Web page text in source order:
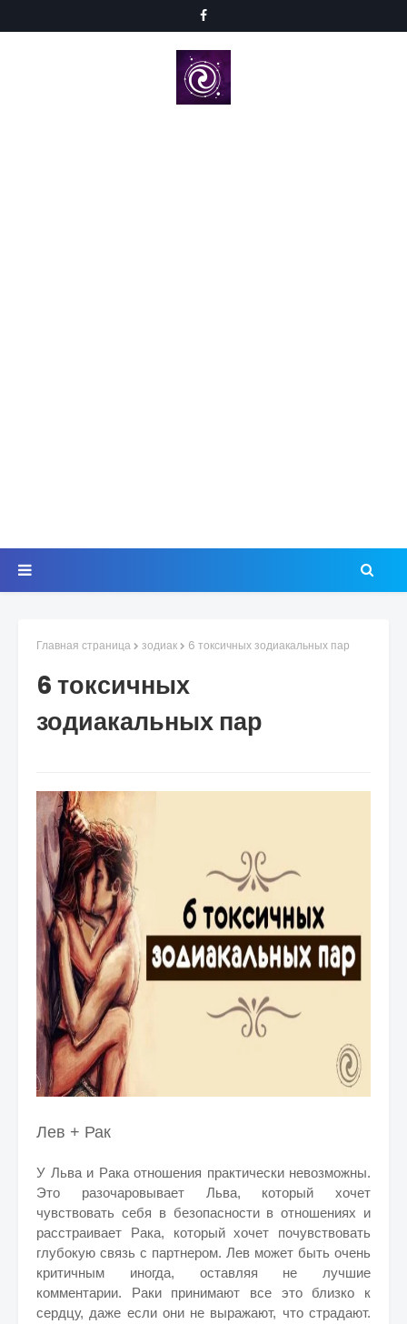
Главная страница зодиак 6 токсичных зодиакальных пар
6 токсичных
зодиакальных пар
Лев + Рак
У Льва и Рака отношения практически невозможны.
Это разочаровывает Льва, который хочет
чувствовать себя в безопасности в отношениях и
расстраивает Рака, который хочет почувствовать
глубокую связь с партнером. Лев может быть очень
критичным иногда, оставляя не лучшие
комментарии. Раки принимают все это близко к
сердцу, даже если они не выражают, что страдают.